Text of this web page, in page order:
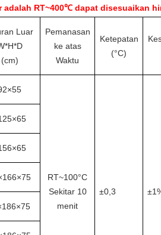
adalah RT~400℃ dapat disesuaikan
Luar
(cm)
Pemanasan
ke atas
Waktu
Ketepatan
(°C)
RT~100°C
Sekitar 10
menit
±0,3